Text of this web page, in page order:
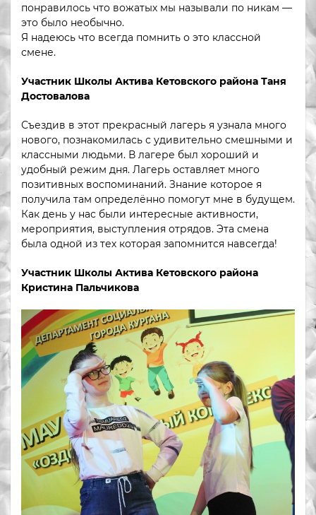
понравилось что вожатых мы называли по никам —
это было необычно.
Я надеюсь что всегда помнить о это классной
смене.
Участник Школы Актива Кетовского района Таня
Достовалова
Съездив в этот прекрасный лагерь я узнала много
нового, познакомилась с удивительно смешными и
классными людьми. В лагере был хороший и
удобный режим дня. Лагерь оставляет много
позитивных воспоминаний. Знание которое я
получила там определённо помогут мне в будущем.
Как день у нас были интересные активности,
мероприятия, выступления отрядов. Эта смена
была одной из тех которая запомнится навсегда!
Участник Школы Актива Кетовского района
Кристина Пальчикова